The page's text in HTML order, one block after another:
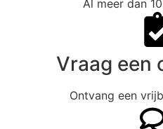
Al meer dan
Vraag een
Ontvang een